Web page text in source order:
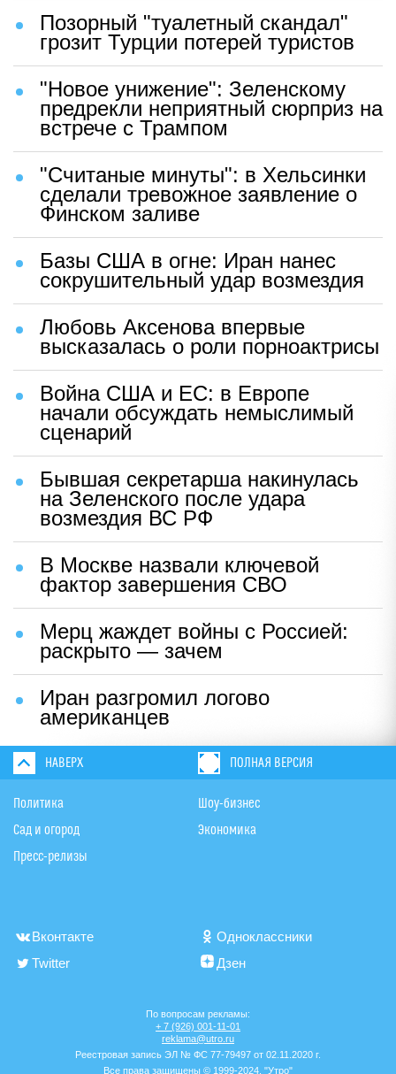
Позорный "туалетный скандал"
грозит Турции потерей туристов
"Новое унижение": Зеленскому
предрекли неприятный сюрприз на
встрече с Трампом
"Считаные минуты": в Хельсинки
сделали тревожное заявление о
Финском заливе
Базы США в огне: Иран нанес
сокрушительный удар возмездия
Любовь Аксенова впервые
высказалась о роли порноактрисы
Война США и ЕС: в Европе
начали обсуждать немыслимый
сценарий
Бывшая секретарша накинулась
на Зеленского после удара
возмездия ВС РФ
В Москве назвали ключевой
фактор завершения СВО
Мерц жаждет войны с Россией:
раскрыто — зачем
Иран разгромил логово
американцев
НАВЕРХ ПОЛНАЯ ВЕРСИЯ
Политика
Сад и огород
Пресс-релизы
Шоу-бизнес
Экономика
Вконтакте
Одноклассники
Twitter
Дзен
По вопросам рекламы:
+ 7 (926) 001-11-01
reklama@utro.ru
Реестровая запись ЭЛ № ФС 77-79497 от 02.11.2020 г.
Все права защищены © 1999-2024. "Утро"